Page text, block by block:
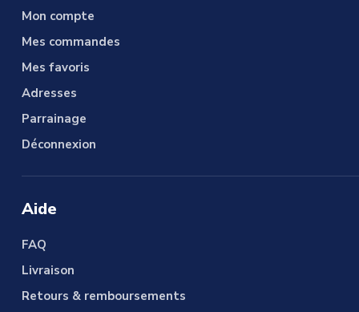
Mon compte
Mes commandes
Mes favoris
Adresses
Parrainage
Déconnexion
Aide
FAQ
Livraison
Retours & remboursements